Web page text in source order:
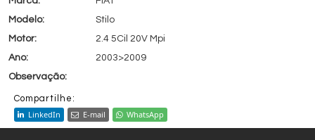
Stilo
2.4 5Cil 20V Mpi
2003>2009
Compartilhe:
LinkedIn E-mail WhatsApp